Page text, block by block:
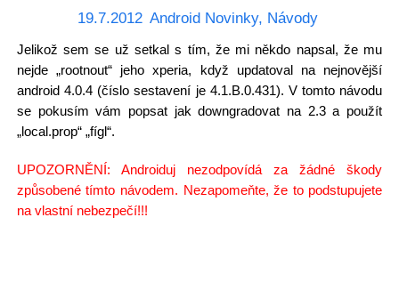
19.7.2012 Android Novinky, Návody
Jelikož sem se už setkal s tím, že mi někdo napsal, že mu
nejde „rootnout“ jeho xperia, když updatoval na nejnovější
android 4.0.4 (číslo sestavení je 4.1.B.0.431). V tomto návodu
se pokusím vám popsat jak downgradovat na 2.3 a použít
„local.prop“ „fígl“.
UPOZORNĚNÍ: Androiduj nezodpovídá za žádné škody
způsobené tímto návodem. Nezapomeňte, že to podstupujete
na vlastní nebezpečí!!!